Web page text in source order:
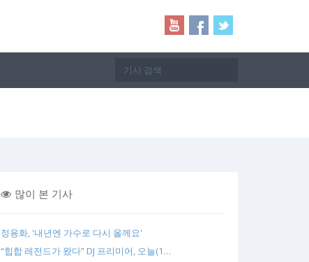
많이 본 기사
정용화, '내년엔 가수로 다시 올께요'
“힙합 레전드가 왔다” DJ 프리미어, 오늘(1…